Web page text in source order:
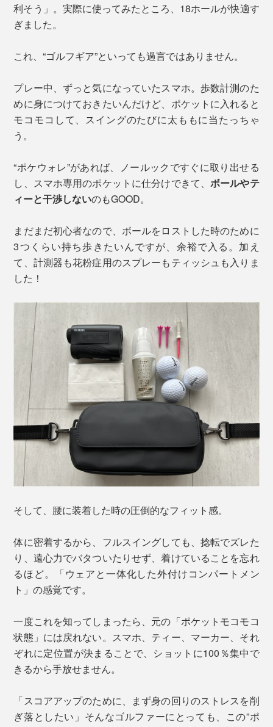
利そう」。実際に使ってみたところ、18ホールが快適す
ぎました。
これ、“ゴルフギア”といっても過言ではありません。
プレー中、ずっと気になっていたスマホ。歩数計測のた
めに身につけておきたいんだけど、ポケットに入れると
モコモコして、スイングのたびに太ももに当たっちゃ
う。
“ポケウォレ”があれば、ノールックですぐに取り出せる
し、スマホ専用のポケットに仕分けできて、ボールやテ
ィーと干渉しないのもGOOD。
まだまだ初心者なので、ボールをロストした時のために
3つくらい持ち歩きたいんですが、余裕で入る。加え
て、計測器も花粉症用のスプレーもティッシュも入りま
した！
そして、腰に装着した時の圧倒的なフィット感。
体に密着するから、フルスイングしても、捻転でズレた
り、遠心力でバタついたりせず、着けていることを忘れ
るほど。「ウェアと一体化した外付けコンパートメン
ト」の感覚です。
一度これを知ってしまったら、元の「ポケットモコモコ
状態」には戻れない。スマホ、ティー、マーカー、それ
ぞれに定位置が決まることで、ショットに100％集中で
きるから手放せません。
「スコアアップのために、まず身の回りのストレスを削
ぎ落としたい」そんなゴルファーにとっても、この”ポ